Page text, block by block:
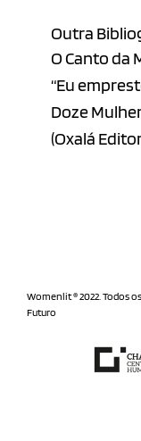
Outra
O Canto da
“Eu
Doze
(Oxalá
Womenlit ® 2022. Todos
Futuro